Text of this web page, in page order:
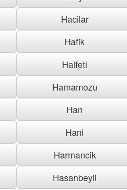
Hacilar
Hafik
Halfeti
Hamamozu
Han
Hani
Harmancik
Hasanbeyli